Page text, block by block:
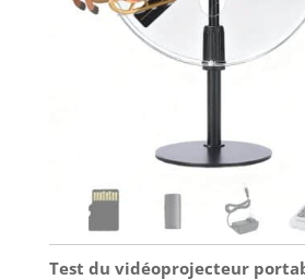
180°] Le projecteur video
intègre des haut-parleurs
offrant un son détaillé, des
basses profondes et
retroprojecteur portable W210
180° et vous permet de
convenance pour projeter
plafond. De plus, un trou de vis
prévu à sa base, ce qui permet
trépied ou de le fixer au
life, links to a 'WOW' world.
sounds of movies with family
conveying happiness. Wowlink
bridge that links to a
Test du vidéoprojecteur